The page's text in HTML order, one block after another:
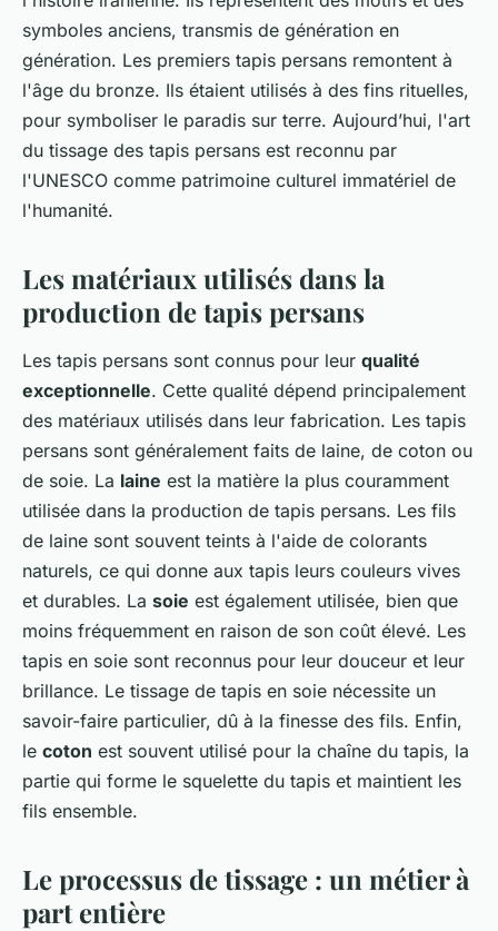
symboles anciens, transmis de génération en
génération. Les premiers tapis persans remontent à
l'âge du bronze. Ils étaient utilisés à des fins rituelles,
pour symboliser le paradis sur terre. Aujourd’hui, l'art
du tissage des tapis persans est reconnu par
l'UNESCO comme patrimoine culturel immatériel de
l'humanité.
Les matériaux utilisés dans la
production de tapis persans
Les tapis persans sont connus pour leur qualité
exceptionnelle. Cette qualité dépend principalement
des matériaux utilisés dans leur fabrication. Les tapis
persans sont généralement faits de laine, de coton ou
de soie. La laine est la matière la plus couramment
utilisée dans la production de tapis persans. Les fils
de laine sont souvent teints à l'aide de colorants
naturels, ce qui donne aux tapis leurs couleurs vives
et durables. La soie est également utilisée, bien que
moins fréquemment en raison de son coût élevé. Les
tapis en soie sont reconnus pour leur douceur et leur
brillance. Le tissage de tapis en soie nécessite un
savoir-faire particulier, dû à la finesse des fils. Enfin,
le coton est souvent utilisé pour la chaîne du tapis, la
partie qui forme le squelette du tapis et maintient les
fils ensemble.
Le processus de tissage : un métier à
part entière